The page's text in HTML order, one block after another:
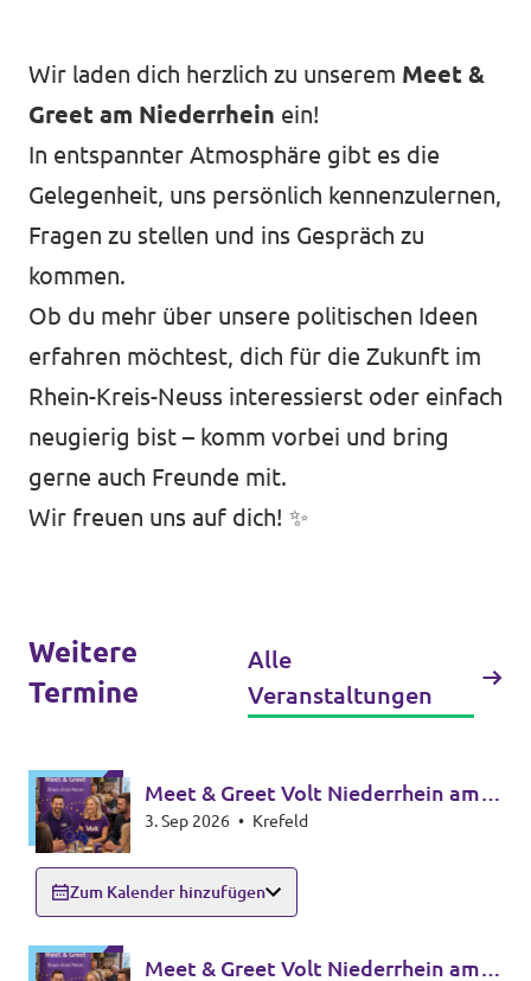
Transparenz
Datenschutz
Impressum
Wir laden dich herzlich zu unserem Meet &
Greet am Niederrhein ein!
In entspannter Atmosphäre gibt es die
Gelegenheit, uns persönlich kennenzulernen,
Fragen zu stellen und ins Gespräch zu
kommen.
Ob du mehr über unsere politischen Ideen
erfahren möchtest, dich für die Zukunft im
Rhein-Kreis-Neuss interessierst oder einfach
neugierig bist – komm vorbei und bring
gerne auch Freunde mit.
Wir freuen uns auf dich! ✨
Weitere
Termine
Alle
Veranstaltungen
Meet & Greet Volt Niederrhein am 3.
September um 18 Uhr
3. Sep 2026 • Krefeld
Zum Kalender hinzufügen
Meet & Greet Volt Niederrhein am 1.